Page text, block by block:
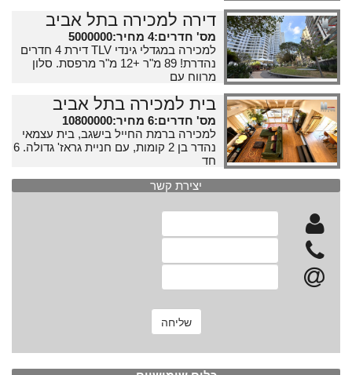
דירה למכירה בתל אביב
מס' חדרים:4 מחיר:5000000
למכירה במגדלי גינדי TLV דירת 4 חדרים
נהדרת! 89 מ"ר +12 מ"ר מרפסת. סלון
מרווח עם
בית למכירה בתל אביב
מס' חדרים:6 מחיר:10800000
למכירה ברמת החייל בישגב, בית עצמאי
נהדר בן 2 קומות, עם חניית גראז' גדולה. 6
חד
יצירת קשר